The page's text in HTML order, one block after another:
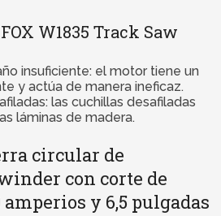
W1835 Track Saw
insuficiente: el motor tiene un
y actúa de manera ineficaz.
las cuchillas desafiladas
láminas de madera.
circular de
con corte de
y 6,5 pulgadas